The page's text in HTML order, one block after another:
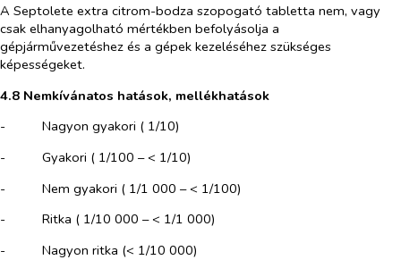
A Septolete extra citrom-bodza szopogató tabletta nem, vagy
csak elhanyagolható mértékben befolyásolja a
gépjárművezetéshez és a gépek kezeléséhez szükséges
képességeket.
4.8 Nemkívánatos hatások, mellékhatások
-​
Nagyon gyakori ( 1/10)
-​
Gyakori ( 1/100 – < 1/10)
-​
Nem gyakori ( 1/1 000 – < 1/100)
-​
Ritka ( 1/10 000 – < 1/1 000)
-​
Nagyon ritka (< 1/10 000)